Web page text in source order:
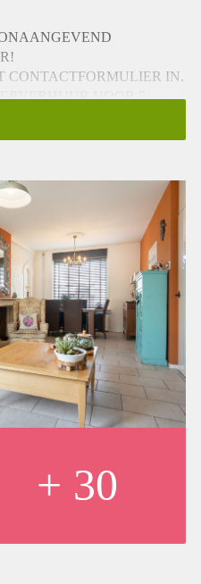
CONTACTFORMULIER IN.
VOOR 5
BINNEN KWAM.
WORDEN DOOR DEZE
centrum van Tilburg, op
+ 30